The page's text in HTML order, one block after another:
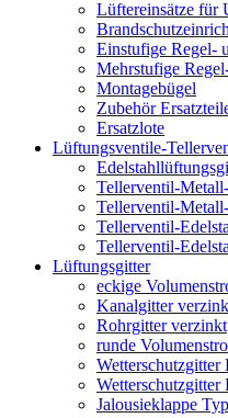
Lüftereinsätze für
Einstufige Regel-
Mehrstufige
Montagebügel
Zubehör
Ersatzlote
Lüftungsventile-
Tellerventil-
Tellerventil-
Tellerventil-
Tellerventil-
Lüftungsgitter
eckige
Kanalgitter
Rohrgitter verzinkt
runde
Wetterschutzgitter
Jalousieklappe